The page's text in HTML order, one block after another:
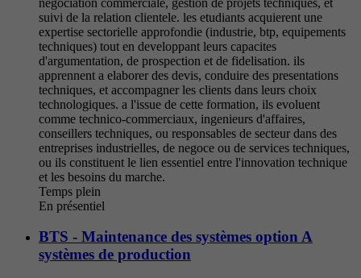
suivi de la relation clientele. les etudiants acquierent une
expertise sectorielle approfondie (industrie, btp, equipements
techniques) tout en developpant leurs capacites
d'argumentation, de prospection et de fidelisation. ils
apprennent a elaborer des devis, conduire des presentations
techniques, et accompagner les clients dans leurs choix
technologiques. a l'issue de cette formation, ils evoluent
comme technico-commerciaux, ingenieurs d'affaires,
conseillers techniques, ou responsables de secteur dans des
entreprises industrielles, de negoce ou de services techniques,
ou ils constituent le lien essentiel entre l'innovation technique
et les besoins du marche.
Temps plein
En présentiel
BTS - Maintenance des systèmes option A
systèmes de production